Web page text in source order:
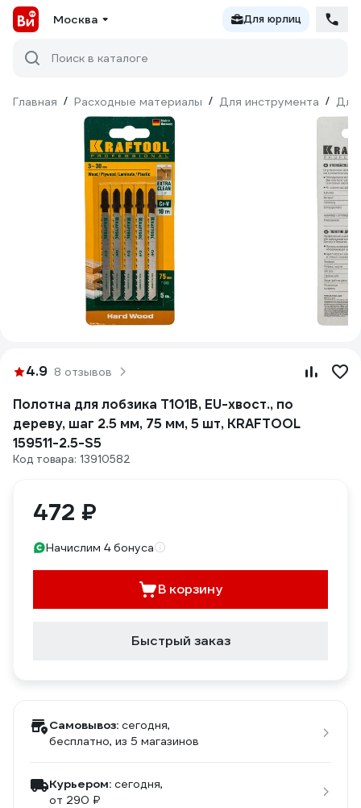
Москва Для юрлиц
Поиск в каталоге
Главная / Расходные материалы / Для инструмента / Для
4.9 8 отзывов
Полотна для лобзика T101B, EU-хвост., по
дереву, шаг 2.5 мм, 75 мм, 5 шт, KRAFTOOL
159511-2.5-S5
Код товара: 13910582
472 ₽
Начислим 4 бонуса
В корзину
Быстрый заказ
Самовывоз: сегодня,
бесплатно, из 5 магазинов
Курьером: сегодня,
от 290 ₽